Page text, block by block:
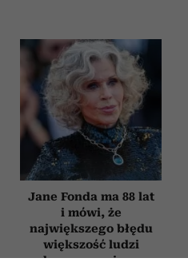
Jane Fonda ma 88 lat
i mówi, że
największego błędu
większość ludzi
dopuszcza się po